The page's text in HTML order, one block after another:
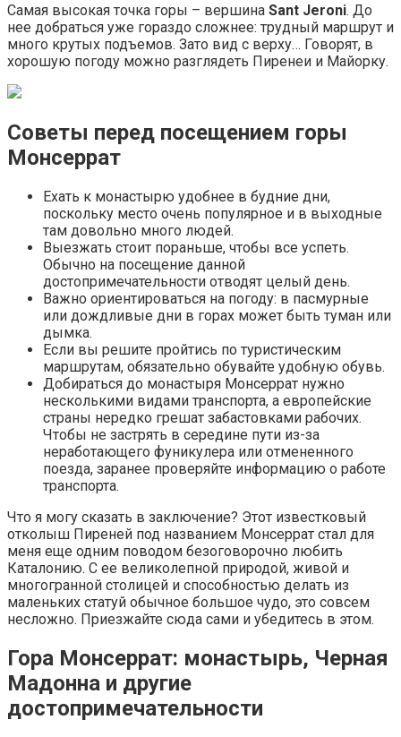
Самая высокая точка горы – вершина Sant Jeroni. До
нее добраться уже гораздо сложнее: трудный маршрут и
много крутых подъемов. Зато вид с верху… Говорят, в
хорошую погоду можно разглядеть Пиренеи и Майорку.
Советы перед посещением горы
Монсеррат
Ехать к монастырю удобнее в будние дни,
поскольку место очень популярное и в выходные
там довольно много людей.
Выезжать стоит пораньше, чтобы все успеть.
Обычно на посещение данной
достопримечательности отводят целый день.
Важно ориентироваться на погоду: в пасмурные
или дождливые дни в горах может быть туман или
дымка.
Если вы решите пройтись по туристическим
маршрутам, обязательно обувайте удобную обувь.
Добираться до монастыря Монсеррат нужно
несколькими видами транспорта, а европейские
страны нередко грешат забастовками рабочих.
Чтобы не застрять в середине пути из-за
неработающего фуникулера или отмененного
поезда, заранее проверяйте информацию о работе
транспорта.
Что я могу сказать в заключение? Этот известковый
отколыш Пиреней под названием Монсеррат стал для
меня еще одним поводом безоговорочно любить
Каталонию. С ее великолепной природой, живой и
многогранной столицей и способностью делать из
маленьких статуй обычное большое чудо, это совсем
несложно. Приезжайте сюда сами и убедитесь в этом.
Гора Монсеррат: монастырь, Черная
Мадонна и другие
достопримечательности